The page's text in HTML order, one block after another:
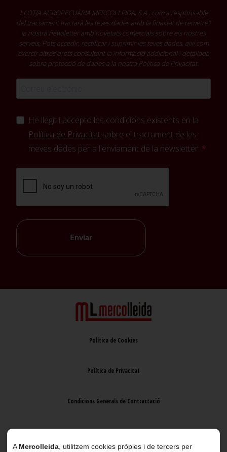
LLOTJA AGROPECUÀRIA MERCOLLEIDA, S.A., com a responsable
del tractament tractarà les teves dades amb la finalitat de remetre't
la nostra newsletter amb novetats comercials sobre els nostres
serveis. Pots accedir, rectificar i suprimir les teves dades, així com
exercir altres drets consultant la informació addicional i detallada
sobre protecció de dades a la nostra Política de Privacitat.
He llegit i accepto les condicions existents en la
Política de Privacitat sobre el tractament de les
meves dades per a l'enviament de la newsletter.
Enviar
Política de Cookies
Política de Privacitat
Condicions Generals de Contractació
A Mercolleida , utilitzem cookies pròpies i de tercers per